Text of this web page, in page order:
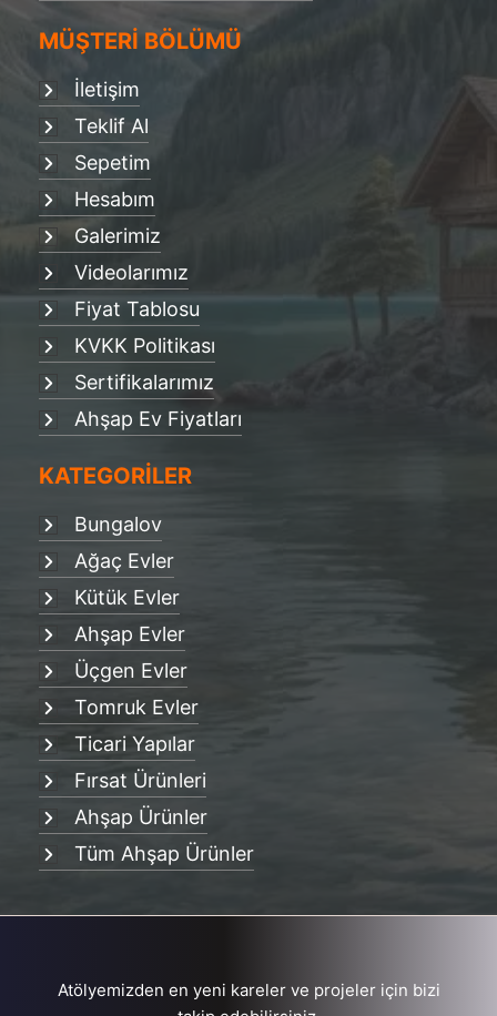
MÜŞTERİ BÖLÜMÜ
İletişim
Teklif Al
Sepetim
Hesabım
Galerimiz
Videolarımız
Fiyat Tablosu
KVKK Politikası
Sertifikalarımız
Ahşap Ev Fiyatları
KATEGORİLER
Bungalov
Ağaç Evler
Kütük Evler
Ahşap Evler
Üçgen Evler
Tomruk Evler
Ticari Yapılar
Fırsat Ürünleri
Ahşap Ürünler
Tüm Ahşap Ürünler
Atölyemizden en yeni kareler ve projeler için bizi